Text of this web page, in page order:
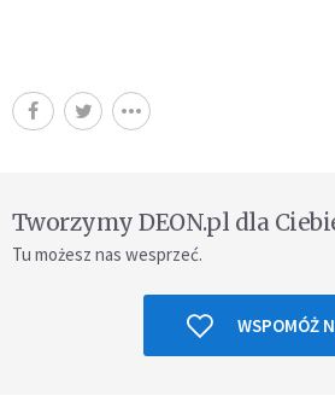
Tworzymy DEON.pl dla
Tu możesz nas wesprzeć.
WSPOMÓŻ